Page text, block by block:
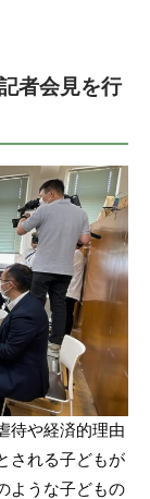
者会見を行
待や経済的理由
される子どもが
ような子どもの